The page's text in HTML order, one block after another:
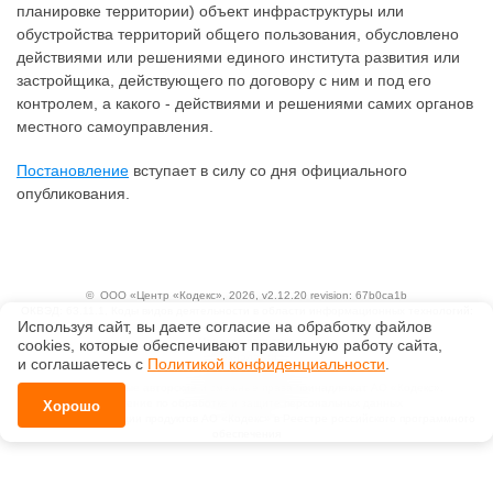
планировке территории) объект инфраструктуры или
обустройства территорий общего пользования, обусловлено
действиями или решениями единого института развития или
застройщика, действующего по договору с ним и под его
контролем, а какого - действиями и решениями самих органов
местного самоуправления.
Постановление вступает в силу со дня официального
опубликования.
© ООО «Центр «Кодекс», 2026, v2.12.20 revision: 67b0ca1b
1.01, 3.01
Ценовая политика
Технологии
Исключительные авторские и смежные права принадлежат АО «Кодекс».
Положение по обработке и защите персональных данных
Справка о регистрации продуктов АО «Кодекс» в Реестре российского программного
Используя сайт, вы даете согласие на обработку файлов
сооkiеs, которые обеспечивают правильную работу сайта,
и соглашаетесь с Политикой конфиденциальности.
Хорошо